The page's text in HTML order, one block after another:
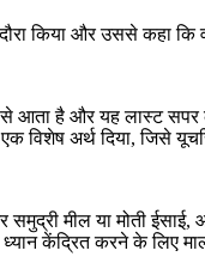
एक सेट करने के लिए और समुद्री मील या मोती ईसाई,
Pentecost
किया और उससे कहा
से आता है और यह लास्ट
विशेष अर्थ दिया, जिसे
मील या मोती ईसाई,
केंद्रित करने के लिए